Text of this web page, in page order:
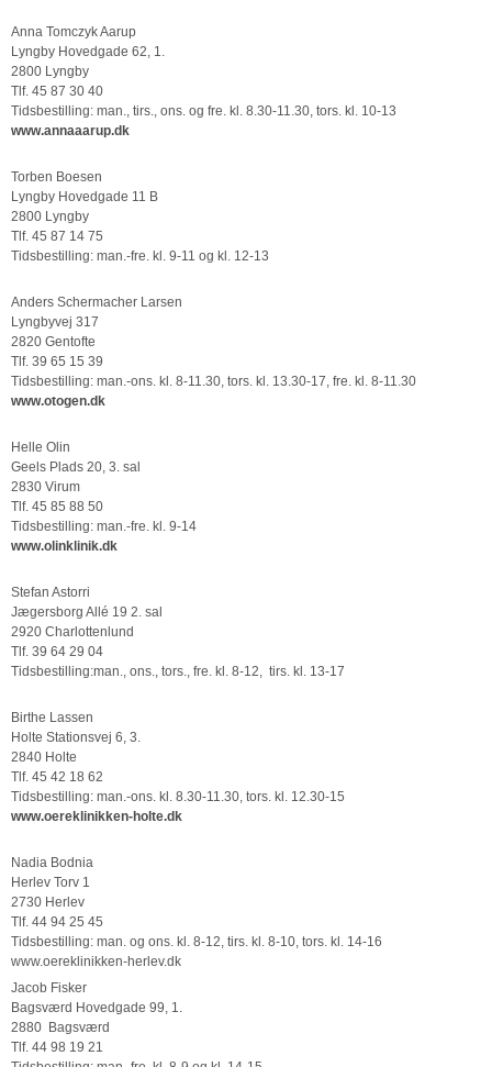
Anna Tomczyk Aarup
Lyngby Hovedgade 62, 1.
2800 Lyngby
Tlf. 45 87 30 40
Tidsbestilling: man., tirs., ons. og fre. kl. 8.30-11.30, tors. kl. 10-13
www.annaaarup.dk
Torben Boesen
Lyngby Hovedgade 11 B
2800 Lyngby
Tlf. 45 87 14 75
Tidsbestilling: man.-fre. kl. 9-11 og kl. 12-13
Anders Schermacher Larsen
Lyngbyvej 317
2820 Gentofte
Tlf. 39 65 15 39
Tidsbestilling: man.-ons. kl. 8-11.30, tors. kl. 13.30-17, fre. kl. 8-11.30
www.otogen.dk
Helle Olin
Geels Plads 20, 3. sal
2830 Virum
Tlf. 45 85 88 50
Tidsbestilling: man.-fre. kl. 9-14
www.olinklinik.dk
Stefan Astorri
Jægersborg Allé 19 2. sal
2920 Charlottenlund
Tlf. 39 64 29 04
Tidsbestilling:man., ons., tors., fre. kl. 8-12, tirs. kl. 13-17
Birthe Lassen
Holte Stationsvej 6, 3.
2840 Holte
Tlf. 45 42 18 62
Tidsbestilling: man.-ons. kl. 8.30-11.30, tors. kl. 12.30-15
www.oereklinikken-holte.dk
Nadia Bodnia
Herlev Torv 1
2730 Herlev
Tlf. 44 94 25 45
Tidsbestilling: man. og ons. kl. 8-12, tirs. kl. 8-10, tors. kl. 14-16
www.oereklinikken-herlev.dk
Jacob Fisker
Bagsværd Hovedgade 99, 1.
2880 Bagsværd
Tlf. 44 98 19 21